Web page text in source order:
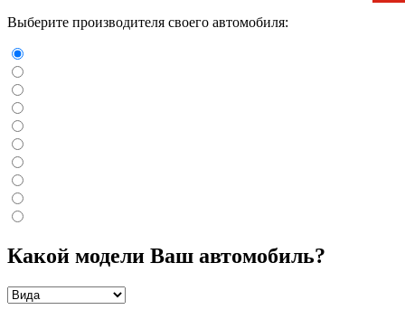
Выберите производителя своего автомобиля:
Какой модели Ваш автомобиль?